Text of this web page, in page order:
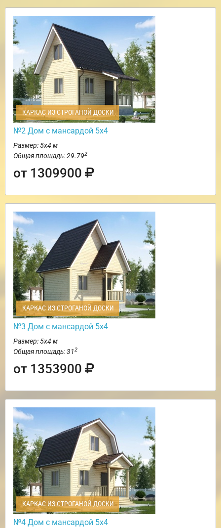
КАРКАС ИЗ СТРОГАНОЙ ДОСКИ
№2 Дом с мансардой 5х4
Размер: 5х4 м
Общая площадь: 29.792
от 1309900
КАРКАС ИЗ СТРОГАНОЙ ДОСКИ
№3 Дом с мансардой 5х4
Размер: 5х4 м
Общая площадь: 312
от 1353900
КАРКАС ИЗ СТРОГАНОЙ ДОСКИ
№4 Дом с мансардой 5х4